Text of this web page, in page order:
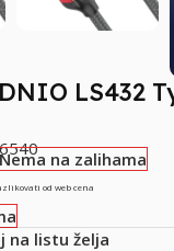
LS432
Nema na zalihama
od web cena
na listu želja